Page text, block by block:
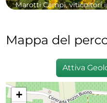
Marotti Campi, viticoltori
Mappa del
Attiva
+